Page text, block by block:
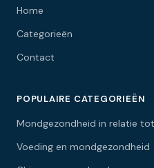
Home
Categorieën
Contact
POPULAIRE CATEGORIEËN
Mondgezondheid in relatie
Voeding en mondgezondheid